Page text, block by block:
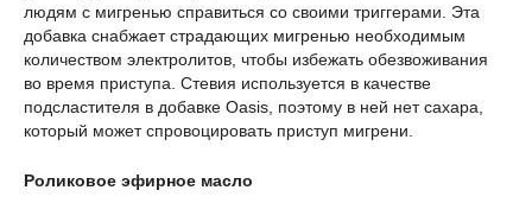
людям с мигренью справиться со своими триггерами. Эта
добавка снабжает страдающих мигренью необходимым
количеством электролитов, чтобы избежать обезвоживания
во время приступа. Стевия используется в качестве
подсластителя в добавке Oasis, поэтому в ней нет сахара,
который может спровоцировать приступ мигрени.
Роликовое эфирное масло